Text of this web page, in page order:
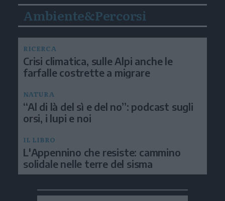
Ambiente&Percorsi
RICERCA
Crisi climatica, sulle Alpi anche le
farfalle costrette a migrare
NATURA
“Al di là del sì e del no”: podcast sugli
orsi, i lupi e noi
IL LIBRO
L'Appennino che resiste: cammino
solidale nelle terre del sisma